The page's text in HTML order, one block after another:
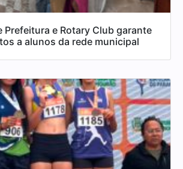
Prefeitura e Rotary Club garante
a alunos da rede municipal